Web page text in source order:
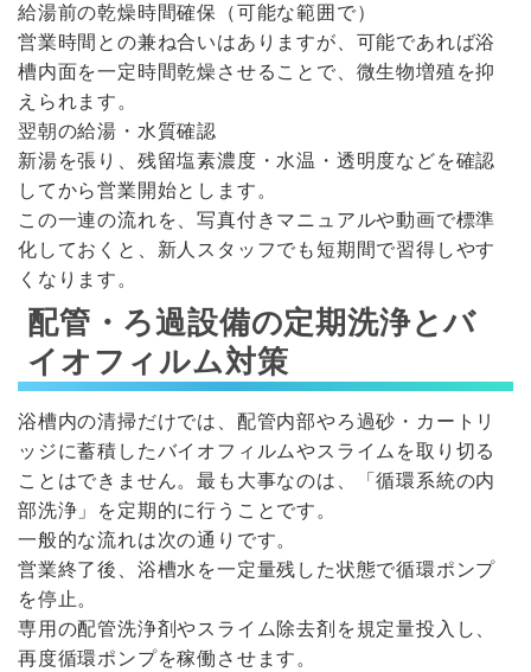
給湯前の乾燥時間確保（可能な範囲で）
営業時間との兼ね合いはありますが、可能であれば浴
槽内面を一定時間乾燥させることで、微生物増殖を抑
えられます。
翌朝の給湯・水質確認
新湯を張り、残留塩素濃度・水温・透明度などを確認
してから営業開始とします。
この一連の流れを、写真付きマニュアルや動画で標準
化しておくと、新人スタッフでも短期間で習得しやす
くなります。
配管・ろ過設備の定期洗浄とバ
イオフィルム対策
浴槽内の清掃だけでは、配管内部やろ過砂・カートリ
ッジに蓄積したバイオフィルムやスライムを取り切る
ことはできません。最も大事なのは、「循環系統の内
部洗浄」を定期的に行うことです。
一般的な流れは次の通りです。
営業終了後、浴槽水を一定量残した状態で循環ポンプ
を停止。
専用の配管洗浄剤やスライム除去剤を規定量投入し、
再度循環ポンプを稼働させます。